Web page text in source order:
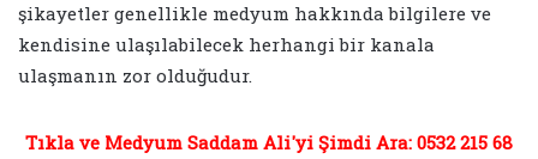
şikayetler genellikle medyum hakkında bilgilere ve
kendisine ulaşılabilecek herhangi bir kanala
ulaşmanın zor olduğudur.
Tıkla ve Medyum Saddam Ali'yi Şimdi Ara: 0532 215 68